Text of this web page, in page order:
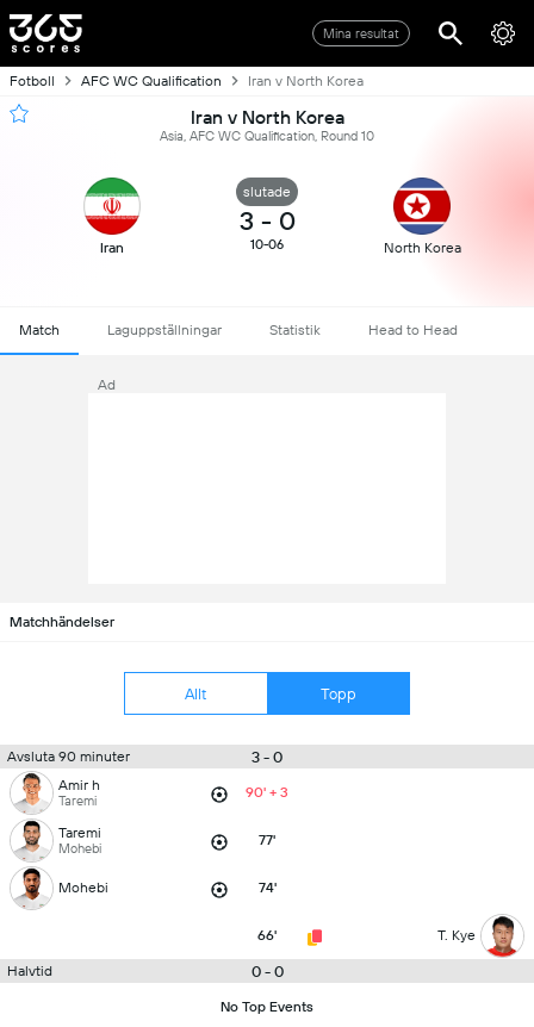
Mina resultat
Fotboll AFC WC Qualification Iran v North Korea
Iran v North Korea
Asia, AFC WC Qualification, Round 10
Iran
slutade
3 - 0
10-06 North Korea
Match Laguppställningar Statistik Head to Head
Ad
Matchhändelser
Allt Topp
Avsluta 90 minuter 3 - 0
Amir h
Taremi 90' + 3
Taremi
Mohebi 77'
Mohebi 74'
66' T. Kye
Halvtid 0 - 0
No Top Events